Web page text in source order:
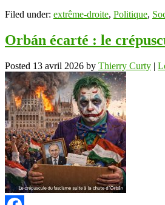
Filed under: extrême-droite, Politique,
Orbán écarté : le
Posted 13 avril 2026 by Thierry Curty |